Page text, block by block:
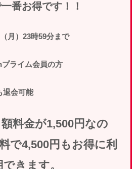
番お得です！！
月）23時59分まで
ライム会員の方
会可能
料金が1,500円なの
で4,500円もお得に利
できます。